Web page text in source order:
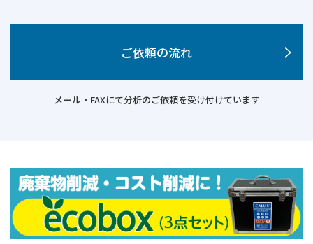
ご依頼の流れ
メール・FAXにて分析のご依頼を受け付けています